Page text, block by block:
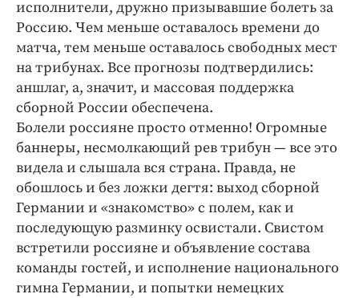
исполнители, дружно призывавшие болеть за
Россию. Чем меньше оставалось времени до
матча, тем меньше оставалось свободных мест
на трибунах. Все прогнозы подтвердились:
аншлаг, а, значит, и массовая поддержка
сборной России обеспечена.
Болели россияне просто отменно! Огромные
баннеры, несмолкающий рев трибун — все это
видела и слышала вся страна. Правда, не
обошлось и без ложки дегтя: выход сборной
Германии и «знакомство» с полем, как и
последующую разминку освистали. Свистом
встретили россияне и объявление состава
команды гостей, и исполнение национального
гимна Германии, и попытки немецких